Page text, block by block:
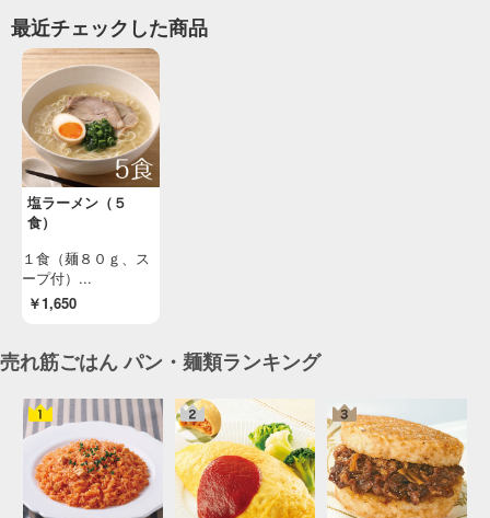
最近チェックした商品
塩ラーメン（５
食）
１食（麺８０ｇ、ス
ープ付）...
￥1,650
売れ筋ごはん パン・麺類ランキング